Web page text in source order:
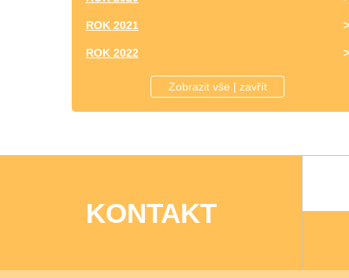
ROK 2021
ROK 2022
Zobrazit vše | zavřít
KONTAKT